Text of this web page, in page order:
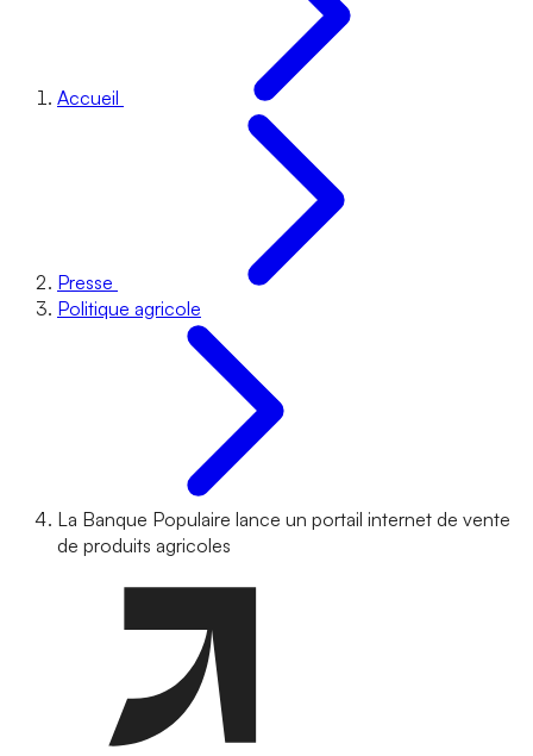
Accueil
Presse
Politique agricole
La Banque Populaire lance un portail internet de vente
de produits agricoles